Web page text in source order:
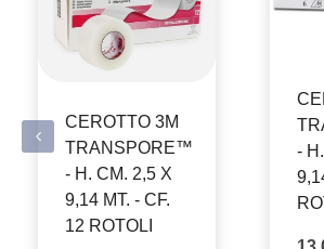
CEROTTO 3M
TRANSPORE™
- H. CM. 2,5 X
9,14 MT. - CF.
12 ROTOLI
-